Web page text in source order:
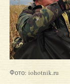
Фото: iohotnik.ru